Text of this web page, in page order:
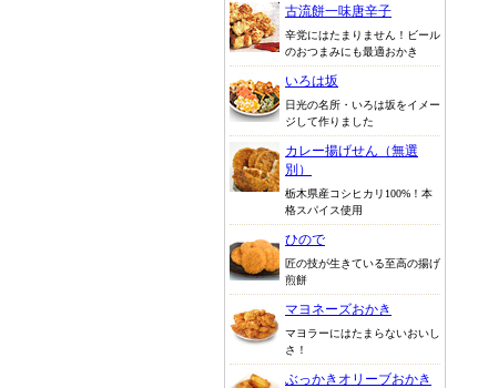
古流餅一味唐辛子
辛党にはたまりません！ビール
のおつまみにも最適おかき
いろは坂
日光の名所・いろは坂をイメー
ジして作りました
カレー揚げせん（無選
別）
栃木県産コシヒカリ100%！本
格スパイス使用
ひので
匠の技が生きている至高の揚げ
煎餅
マヨネーズおかき
マヨラーにはたまらないおいし
さ！
ぶっかきオリーブおかき